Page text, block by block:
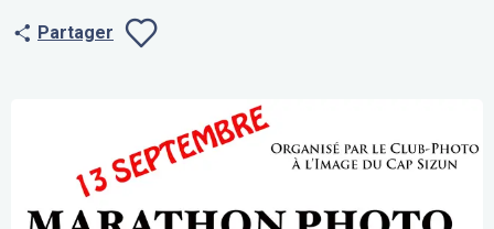
Partager